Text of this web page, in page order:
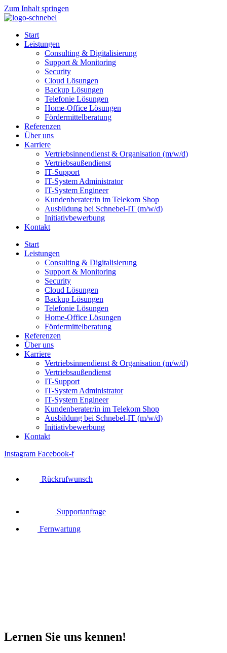
Zum Inhalt springen
Start
Leistungen
Consulting & Digitalisierung
Support & Monitoring
Security
Cloud Lösungen
Backup Lösungen
Telefonie Lösungen
Home-Office Lösungen
Fördermittelberatung
Referenzen
Über uns
Karriere
Vertrieb­sinnen­dienst & Organisation (m/w/d)
Vertriebsaußendienst
IT-Support
IT-System Administrator
IT-System Engineer
Kunden­berater/in im Telekom Shop
Ausbildung bei Schnebel-IT (m/w/d)
Initiativ­bewerbung
Kontakt
Start
Leistungen
Consulting & Digitalisierung
Support & Monitoring
Security
Cloud Lösungen
Backup Lösungen
Telefonie Lösungen
Home-Office Lösungen
Fördermittelberatung
Referenzen
Über uns
Karriere
Vertrieb­sinnen­dienst & Organisation (m/w/d)
Vertriebsaußendienst
IT-Support
IT-System Administrator
IT-System Engineer
Kunden­berater/in im Telekom Shop
Ausbildung bei Schnebel-IT (m/w/d)
Initiativ­bewerbung
Kontakt
Instagram Facebook-f
Rückrufwunsch
Supportanfrage
Fernwartung
Lernen Sie uns kennen!